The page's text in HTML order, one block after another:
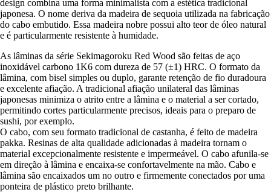
design combina uma forma minimalista com a estética tradicional
japonesa. O nome deriva da madeira de sequoia utilizada na fabricação
do cabo embutido. Essa madeira nobre possui alto teor de óleo natural
e é particularmente resistente à humidade.
As lâminas da série Sekimagoroku Red Wood são feitas de aço
inoxidável carbono 1K6 com dureza de 57 (±1) HRC. O formato da
lâmina, com bisel simples ou duplo, garante retenção de fio duradoura
e excelente afiação. A tradicional afiação unilateral das lâminas
japonesas minimiza o atrito entre a lâmina e o material a ser cortado,
permitindo cortes particularmente precisos, ideais para o preparo de
sushi, por exemplo.
O cabo, com seu formato tradicional de castanha, é feito de madeira
pakka. Resinas de alta qualidade adicionadas à madeira tornam o
material excepcionalmente resistente e impermeável. O cabo afunila-se
em direção à lâmina e encaixa-se confortavelmente na mão. Cabo e
lâmina são encaixados um no outro e firmemente conectados por uma
ponteira de plástico preto brilhante.